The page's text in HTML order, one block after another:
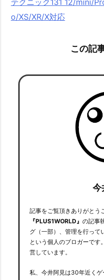
テクニック131 12/mini/
o/XS/XR/X対応
この記
今
記事をご覧頂きありがと
『PLUS1WORLD』 の記事
グ（一部）、管理を行って
という個人のブロガーです
営しています。
私、今井阿見は30年近く